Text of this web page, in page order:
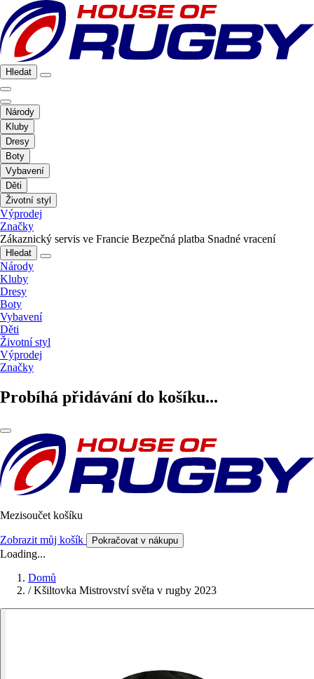
Hledat
Národy
Kluby
Dresy
Boty
Vybavení
Děti
Životní styl
Výprodej
Značky
Zákaznický servis ve Francie Bezpečná platba Snadné vracení
Hledat
Národy
Kluby
Dresy
Boty
Vybavení
Děti
Životní styl
Výprodej
Značky
Probíhá přidávání do košíku...
Mezisoučet košíku
Zobrazit můj košík Pokračovat v nákupu
Loading...
Domů
/ Kšiltovka Mistrovství světa v rugby 2023